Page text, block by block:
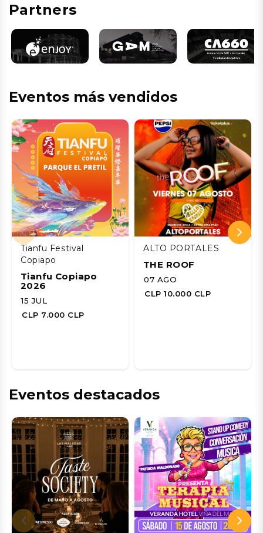
Partners
Eventos más vendidos
Tianfu Festival
Copiapo
Tianfu Copiapo
2026
15 JUL
CLP 7.000 CLP
ALTO PORTALES
THE ROOF
07 AGO
CLP 10.000 CLP
Eventos destacados